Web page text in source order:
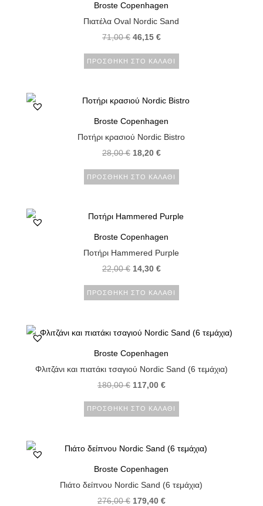
Broste Copenhagen
Πιατέλα Oval Nordic Sand
71,00€ 46,15 €
ΠΡΟΣΘΉΚΗ ΣΤΟ ΚΑΛΆΘΙ
Broste Copenhagen
Ποτήρι κρασιού Nordic Bistro
28,00€ 18,20 €
ΠΡΟΣΘΉΚΗ ΣΤΟ ΚΑΛΆΘΙ
Broste Copenhagen
Ποτήρι Hammered Purple
22,00€ 14,30 €
ΠΡΟΣΘΉΚΗ ΣΤΟ ΚΑΛΆΘΙ
Broste Copenhagen
Φλιτζάνι και πιατάκι τσαγιού Nordic Sand (6 τεμάχια)
180,00€ 117,00 €
ΠΡΟΣΘΉΚΗ ΣΤΟ ΚΑΛΆΘΙ
Broste Copenhagen
Πιάτο δείπνου Nordic Sand (6 τεμάχια)
276,00€ 179,40 €